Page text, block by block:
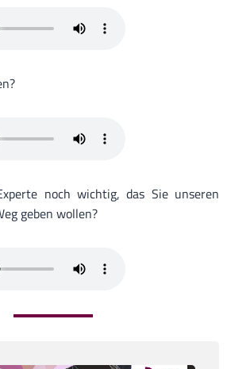
noch wichtig, das Sie unseren
geben wollen?